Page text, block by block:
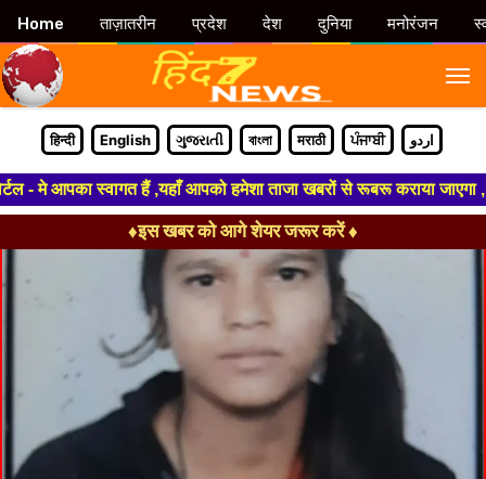
हिन्दी English ગુજરાતી বাংলা मराठी ਪੰਜਾਬੀ اردو
मे आपका स्वागत हैं ,यहाँ आपको हमेशा ताजा खबरों से रूबरू कराया जाएगा ,
♦इस खबर को आगे शेयर जरूर करें ♦
Home ताज़ातरीन प्रदेश देश दुनिया मनोरंजन